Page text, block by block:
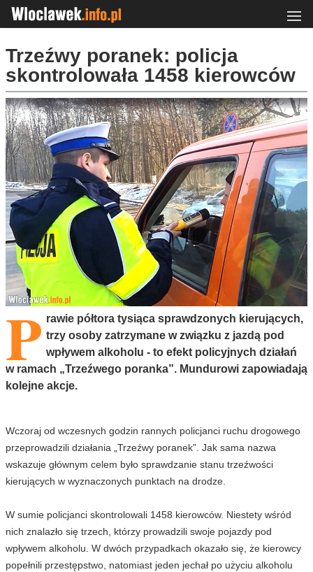
Trzeźwy poranek: policja
skontrolowała 1458 kierowców
P rawie półtora tysiąca sprawdzonych kierujących,
trzy osoby zatrzymane w związku z jazdą pod
wpływem alkoholu - to efekt policyjnych działań
w ramach „Trzeźwego poranka”. Mundurowi zapowiadają
kolejne akcje.
Wczoraj od wczesnych godzin rannych policjanci ruchu drogowego
przeprowadzili działania „Trzeźwy poranek”. Jak sama nazwa
wskazuje głównym celem było sprawdzanie stanu trzeźwości
kierujących w wyznaczonych punktach na drodze.
W sumie policjanci skontrolowali 1458 kierowców. Niestety wśród
nich znalazło się trzech, którzy prowadzili swoje pojazdy pod
wpływem alkoholu. W dwóch przypadkach okazało się, że kierowcy
popełnili przestępstwo, natomiast jeden jechał po użyciu alkoholu